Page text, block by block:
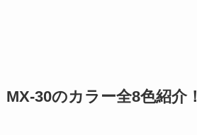
MX-30のカラー全8色紹介！